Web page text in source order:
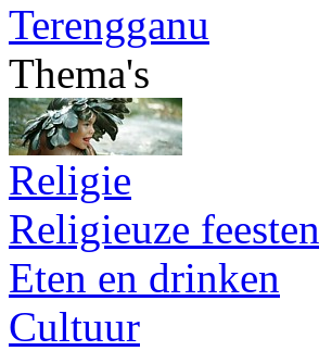
Terengganu
Thema's
Religie
Religieuze feesten
Eten en drinken
Cultuur